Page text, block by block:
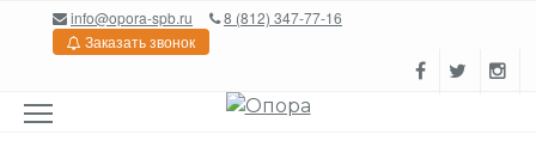
Перейтиinfo@opora-spb.ru
8 (812) 347-77-16
Заказать звонок